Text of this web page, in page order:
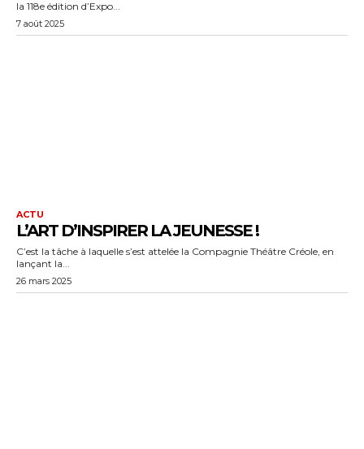
la 118e édition d’Expo...
7 août 2025
ACTU
L’ART D’INSPIRER LA JEUNESSE !
C’est la tâche à laquelle s’est attelée la Compagnie Théâtre Créole, en
lançant la...
26 mars 2025